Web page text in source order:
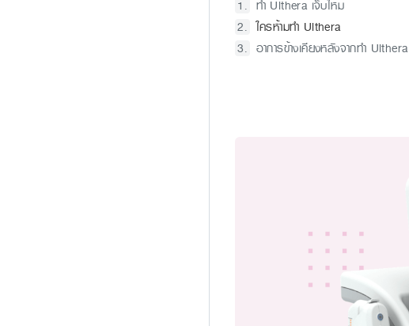
ทำ Ulthera เจ็บไหม
ใครห้ามทำ Ulthera
อาการข้างเคียงหลังจากทำ Ulthera